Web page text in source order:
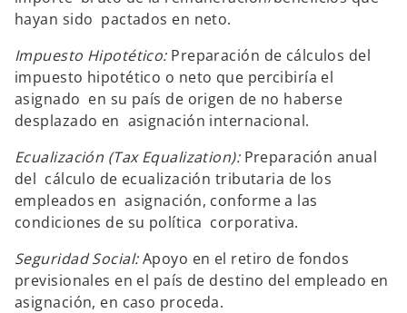
hayan sido pactados en neto.
Impuesto Hipotético:Preparación de cálculos del
impuesto hipotético o neto que percibiría el
asignado en su país de origen de no haberse
desplazado en asignación internacional.
Ecualización (Tax Equalization): Preparación anual
del cálculo de ecualización tributaria de los
empleados en asignación, conforme a las
condiciones de su política corporativa.
Seguridad Social:Apoyo en el retiro de fondos
previsionales en el país de destino del empleado en
asignación, en caso proceda.